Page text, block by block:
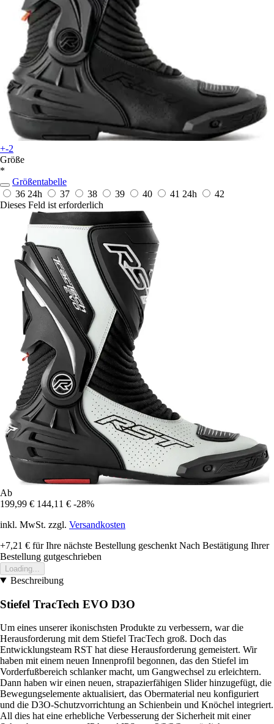
+-2
Größe
*
Größentabelle
36 24h 37 38 39 40 41 24h
42
Dieses Feld ist erforderlich
Ab
199,99 € 144,11 € -28%
inkl. MwSt. zzgl. Versandkosten
+7,21 € für Ihre nächste Bestellung geschenkt Nach Bestätigung Ihrer
Bestellung gutgeschrieben
Loading...
Beschreibung
Stiefel TracTech EVO D3O
Um eines unserer ikonischsten Produkte zu verbessern, war die
Herausforderung mit dem Stiefel TracTech groß. Doch das
Entwicklungsteam RST hat diese Herausforderung gemeistert. Wir
haben mit einem neuen Innenprofil begonnen, das den Stiefel im
Vorderfußbereich schlanker macht, um Gangwechsel zu erleichtern.
Dann haben wir einen neuen, strapazierfähigen Slider hinzugefügt, die
Bewegungselemente aktualisiert, das Obermaterial neu konfiguriert
und die D3O-Schutzvorrichtung an Schienbein und Knöchel integriert.
All dies hat eine erhebliche Verbesserung der Sicherheit mit einer